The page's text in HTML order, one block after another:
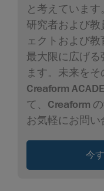
と考えています
研究者および
ェクトおよび
最大限に広げる
ます。未来をそ
Creaform
て、Creaform
お気軽にお問
今